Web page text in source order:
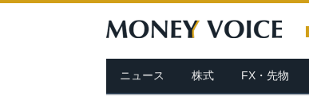
ニュース 株式 FX・先物